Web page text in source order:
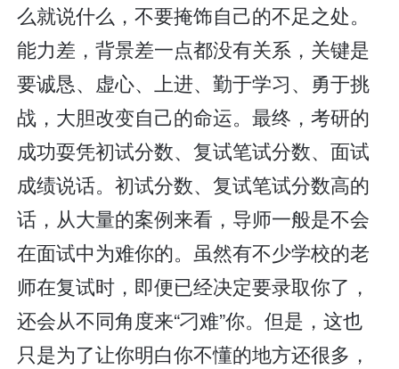
么就说什么，不要掩饰自己的不足之处。
能力差，背景差一点都没有关系，关键是
要诚恳、虚心、上进、勤于学习、勇于挑
战，大胆改变自己的命运。最终，考研的
成功耍凭初试分数、复试笔试分数、面试
成绩说话。初试分数、复试笔试分数高的
话，从大量的案例来看，导师一般是不会
在面试中为难你的。虽然有不少学校的老
师在复试时，即便已经决定要录取你了，
还会从不同角度来“刁难”你。但是，这也
只是为了让你明白你不懂的地方还很多，